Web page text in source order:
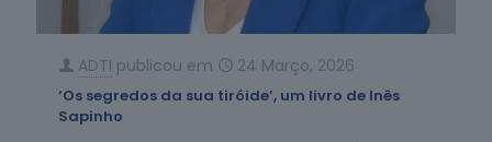
ADTI publicou em 24 Março, 2026
‘Os segredos da sua tiróide’, um livro de Inês
Sapinho